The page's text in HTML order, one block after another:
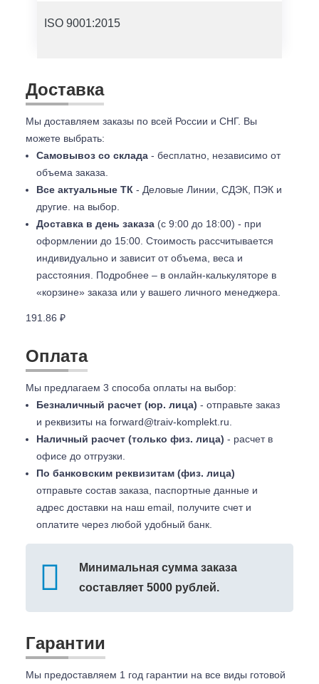
ISO 9001:2015
Доставка
Мы доставляем заказы по всей России и СНГ. Вы
можете выбрать:
Самовывоз со склада - бесплатно, независимо от
объема заказа.
Все актуальные ТК - Деловые Линии, СДЭК, ПЭК и
другие. на выбор.
Доставка в день заказа (с 9:00 до 18:00) - при
оформлении до 15:00. Стоимость рассчитывается
индивидуально и зависит от объема, веса и
расстояния. Подробнее – в онлайн-калькуляторе в
«корзине» заказа или у вашего личного менеджера.
191.86 ₽
Оплата
Мы предлагаем 3 способа оплаты на выбор:
Безналичный расчет (юр. лица) - отправьте заказ
и реквизиты на forward@traiv-komplekt.ru
Наличный расчет (только физ. лица) - расчет в
офисе до отгрузки.
По банковским реквизитам (физ. лица)
отправьте состав заказа, паспортные данные и
адрес доставки на наш email, получите счет и
оплатите через любой удобный банк.
Минимальная сумма заказа
составляет 5000 рублей.
Гарантии
Мы предоставляем 1 год гарантии на все виды готовой